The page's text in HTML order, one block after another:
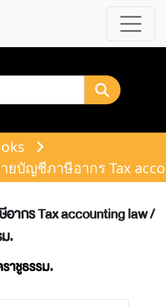
ยบัญชีภาษีอากร Tax
ากร Tax accounting law /
.
าชูธรรม.